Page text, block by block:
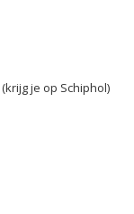
(krijg je op Schiphol)